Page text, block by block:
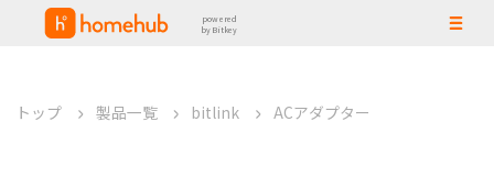
powered
by Bitkey
トップ 製品一覧 bitlink ACアダプター